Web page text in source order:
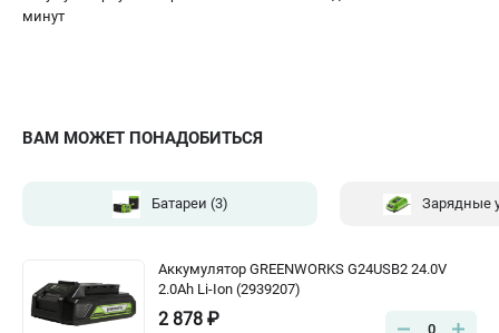
ВАМ МОЖЕТ ПОНАДОБИТЬСЯ
Батареи (3) Зарядные
Аккумулятор GREENWORKS G24USB2 24.0V
2.0Ah Li-Ion (2939207)
2 878 ₽ 0
минут